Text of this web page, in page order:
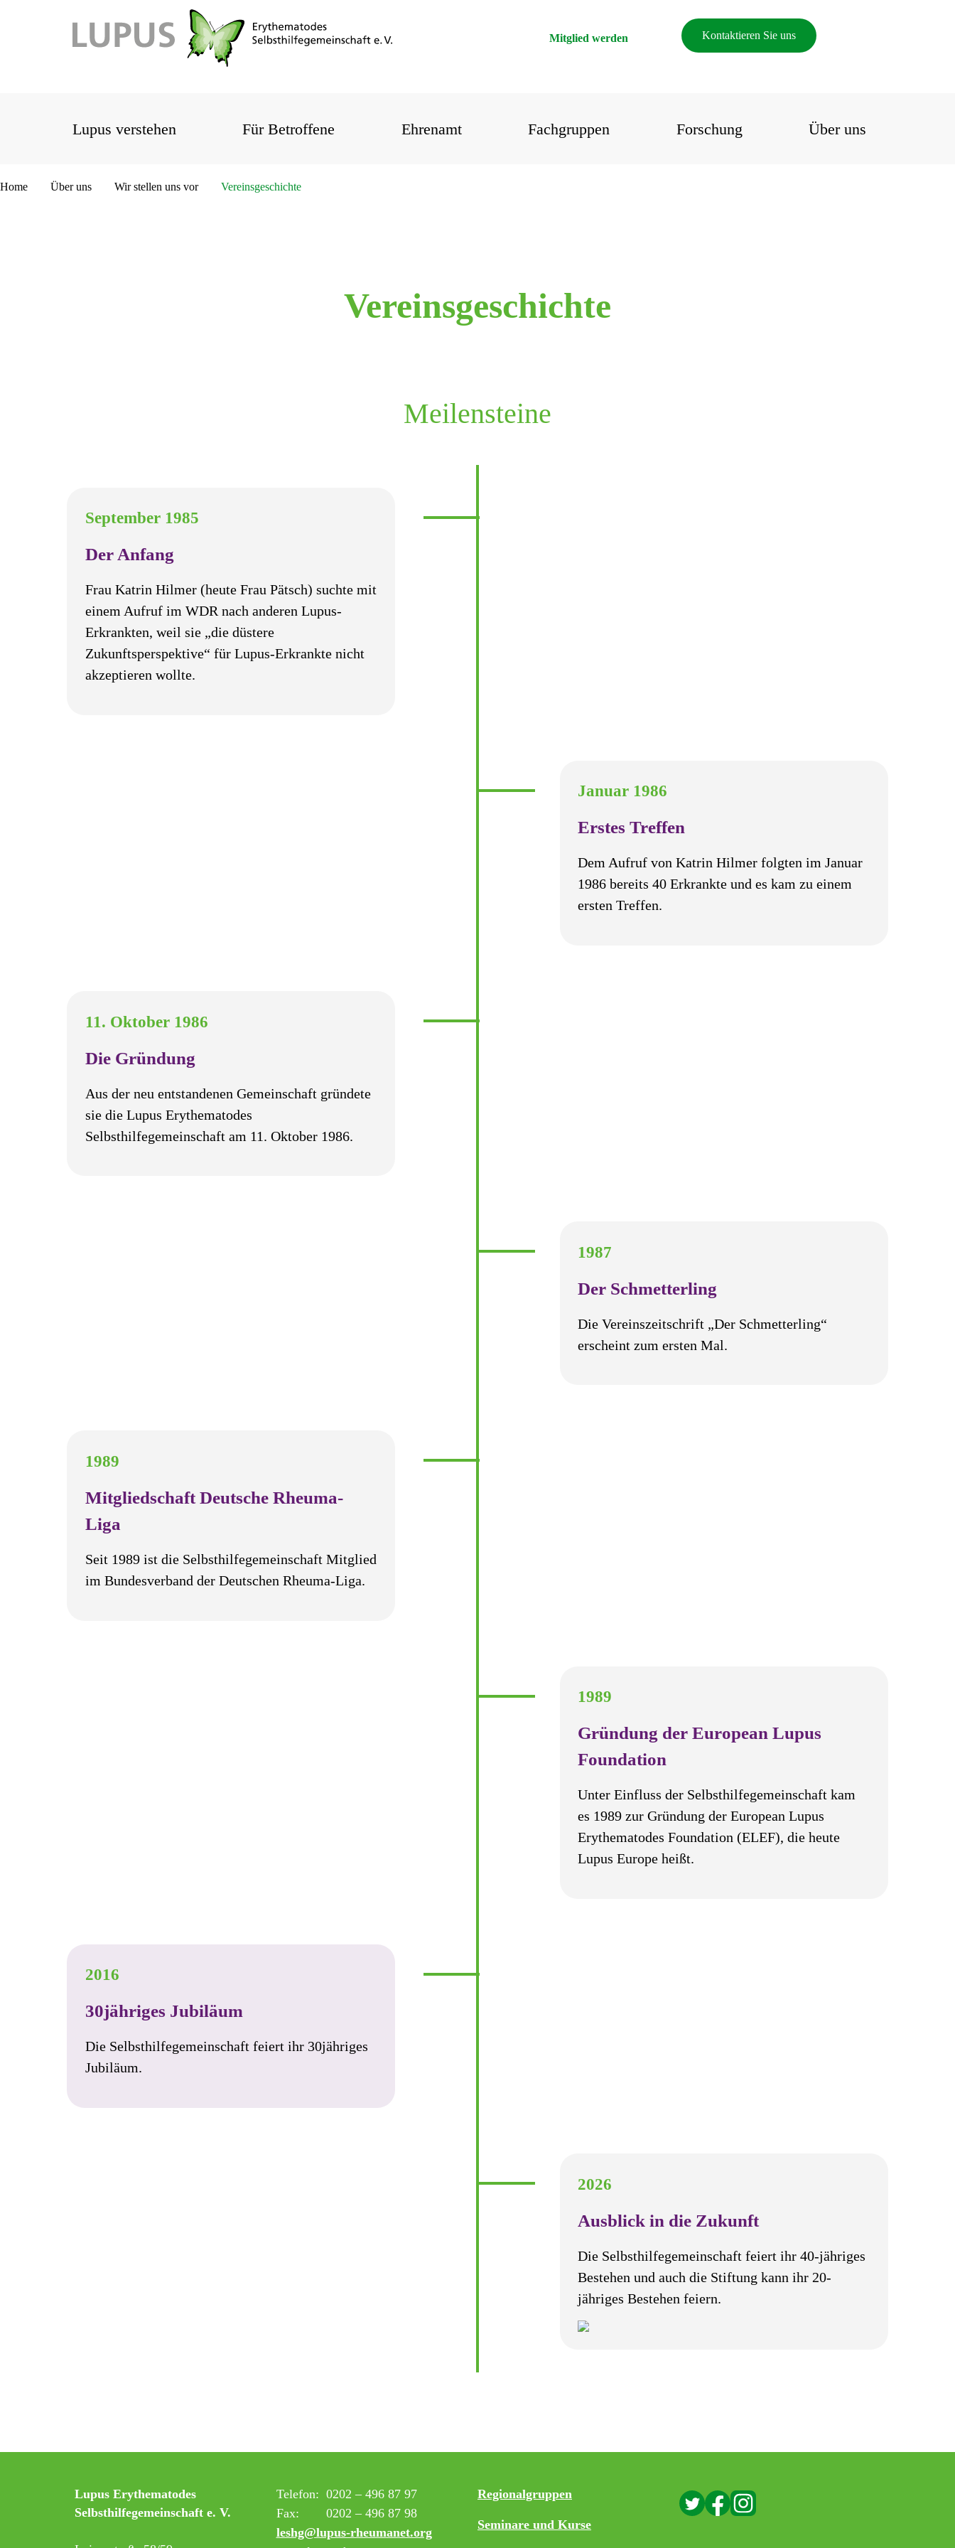
Mitglied werden Kontaktieren Sie uns
Lupus verstehen Für Betroffene Ehrenamt Fachgruppen Forschung Über uns
Home Über uns Wir stellen uns vor Vereinsgeschichte
Vereinsgeschichte
Meilensteine
September 1985
Der Anfang
Frau Katrin Hilmer (heute Frau Pätsch) suchte mit
einem Aufruf im WDR nach anderen Lupus-
Erkrankten, weil sie „die düstere
Zukunftsperspektive“ für Lupus-Erkrankte nicht
akzeptieren wollte.
Januar 1986
Erstes Treffen
Dem Aufruf von Katrin Hilmer folgten im Januar
1986 bereits 40 Erkrankte und es kam zu einem
ersten Treffen.
11. Oktober 1986
Die Gründung
Aus der neu entstandenen Gemeinschaft gründete
sie die Lupus Erythematodes
Selbsthilfegemeinschaft am 11. Oktober 1986.
1987
Der Schmetterling
Die Vereinszeitschrift „Der Schmetterling“
erscheint zum ersten Mal.
1989
Mitgliedschaft Deutsche Rheuma-
Liga
Seit 1989 ist die Selbsthilfegemeinschaft Mitglied
im Bundesverband der Deutschen Rheuma-Liga.
1989
Gründung der European Lupus
Foundation
Unter Einfluss der Selbsthilfegemeinschaft kam
es 1989 zur Gründung der European Lupus
Erythematodes Foundation (ELEF), die heute
Lupus Europe heißt.
2016
30jähriges Jubiläum
Die Selbsthilfegemeinschaft feiert ihr 30jähriges
Jubiläum.
2026
Ausblick in die Zukunft
Die Selbsthilfegemeinschaft feiert ihr 40-jähriges
Bestehen und auch die Stiftung kann ihr 20-
jähriges Bestehen feiern.
Lupus Erythematodes
Selbsthilfegemeinschaft e. V.
Telefon: 0202 – 496 87 97
Fax:
0202 – 496 87 98
leshg@lupus-rheumanet.org
Regionalgruppen
Seminare und Kurse